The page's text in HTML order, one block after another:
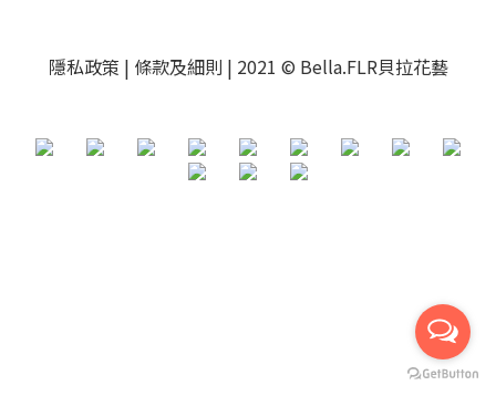
隱私政策 | 條款及細則 | 2021 © Bella.FLR貝拉花藝